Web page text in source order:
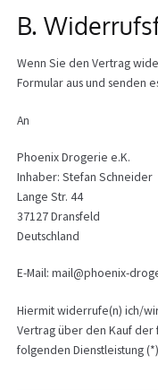
B.
Wenn Sie den Vertrag
Formular aus und senden
An
Phoenix Drogerie e.K.
Inhaber: Stefan Schneider
Lange Str. 44
37127 Dransfeld
Deutschland
E-Mail: mail@phoenix-
Hiermit widerrufe(n) ich/
Vertrag über den Kauf
folgenden Dienstleistung (*)